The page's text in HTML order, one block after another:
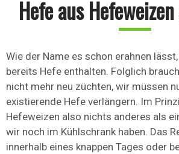
Hefe aus
Wie der Name es schon erahnen
bereits Hefe enthalten. Folglich
nicht mehr neu züchten, wir müssen
existierende Hefe verlängern. Im
Hefeweizen also nichts anderes als
wir noch im Kühlschrank haben. Das
innerhalb eines knappen Tages oder